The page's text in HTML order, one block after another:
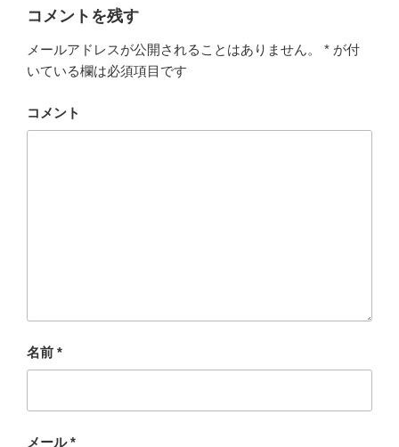
コメントを残す
メールアドレスが公開されることはありません。 * が付
いている欄は必須項目です
コメント
名前 *
メール*